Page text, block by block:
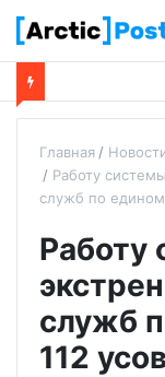
Главная
Работу
служб по
Работу
служб
112